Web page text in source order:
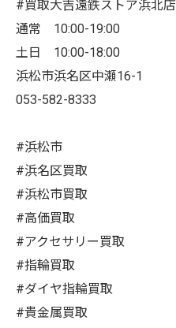
#買取大吉遠鉄ストア浜北店
通常 10:00-19:00
土日 10:00-18:00
浜松市浜名区中瀬16-1
053-582-8333
#浜松市
#浜名区買取
#浜松市買取
#高価買取
#アクセサリー買取
#指輪買取
#ダイヤ指輪買取
#貴金属買取